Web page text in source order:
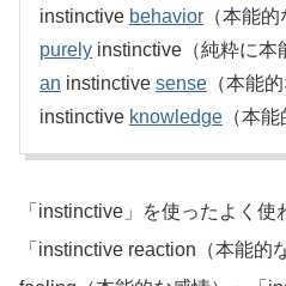
instinctive behavior （本能的
purely instinctive（純粋に本
an instinctive sense （本能
instinctive knowledge （本
「instinctive」を使ったよく使
「instinctive reaction（本能的